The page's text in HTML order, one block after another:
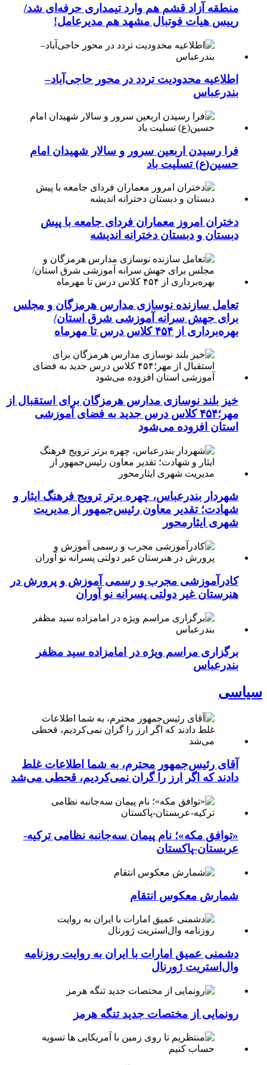
منطقه آزاد قشم هم وارد تیمداری حرفه‌ای شد/
رییس هیات فوتبال مشهد هم مدیرعامل!
اطلاعیه محدودیت تردد در محور حاجی‌آباد–
بندرعباس
فرا رسیدن اربعین سرور و سالار شهیدان امام
حسین(ع) تسلیت باد
دختران امروز معماران فردای جامعه با پیش
دبستان و دبستان دخترانه اندیشه
تعامل سازنده نوسازی مدارس هرمزگان و مجلس
برای جهش سرانه آموزشی شرق استان/
بهره‌برداری از ۴۵۴ کلاس درس تا مهرماه
خیز بلند نوسازی مدارس هرمزگان برای استقبال از
مهر؛۴۵۴ کلاس درس جدید به فضای آموزشی
استان افزوده می‌شود
شهردار بندرعباس، چهره برتر ترویج فرهنگ ایثار و
شهادت؛ تقدیر معاون رئیس‌جمهور از مدیریت
شهری ایثارمحور
کادرآموزشی مجرب و رسمی آموزش و پرورش در
هنرستان غیر دولتی پسرانه نو آوران
برگزاری مراسم ویژه در امامزاده سید مظفر
بندرعباس
سیاسی
آقای رئیس‌جمهور محترم، به شما اطلاعات غلط
دادند که اگر ارز را گران نمی‌کردیم، قحطی می‌شد
«توافق مکه»؛ نام پیمان سه‌جانبه نظامی ترکیه-
عربستان-پاکستان
شمارش معکوس انتقام
دشمنی عمیق امارات با ایران به روایت روزنامه
وال‌استریت ژورنال
رونمایی از مختصات جدید تنگه هرمز